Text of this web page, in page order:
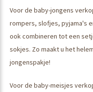
Voor de baby-jongens
rompers, slofjes, pyjama's
ook combineren tot een
sokjes. Zo maakt u het
jongenspakje!
Voor de baby-meisjes